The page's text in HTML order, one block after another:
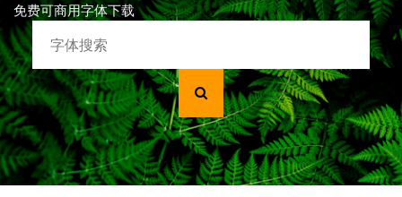
免费可商用字体下载